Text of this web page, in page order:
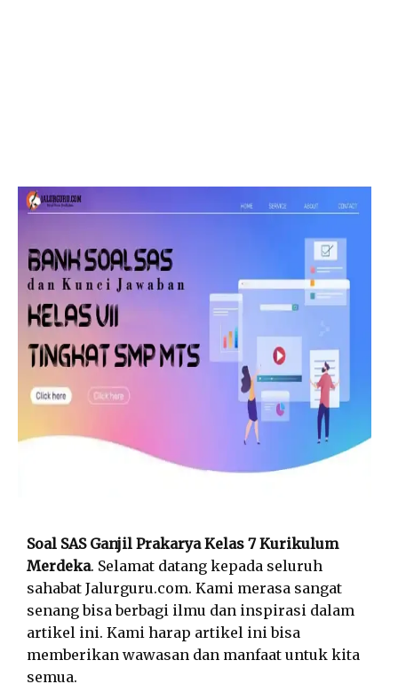
Soal SAS Ganjil Prakarya Kelas 7 Kurikulum
Merdeka. Selamat datang kepada seluruh
sahabat Jalurguru.com. Kami merasa sangat
senang bisa berbagi ilmu dan inspirasi dalam
artikel ini. Kami harap artikel ini bisa
memberikan wawasan dan manfaat untuk kita
semua.